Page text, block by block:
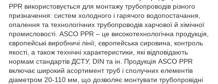
PPR використовується для монтажу трубопроводів різного
призначення: систем холодного і гарячого водопостачання,
опалення та технологічних трубопроводів харчової й хімічної
промисловості. ASCO PPR – це високотехнологічна продукція,
європейські виробничі лінії, європейська сировина, контроль
якості, а також технічні характеристики, які відповідають
нормам стандартів ДСТУ, DIN та ін. Продукція ASCO PPR
включає широкий асортимент труб і сполучних елементів
діаметром 20-110 мм, що дозволяє монтувати трубопровідні